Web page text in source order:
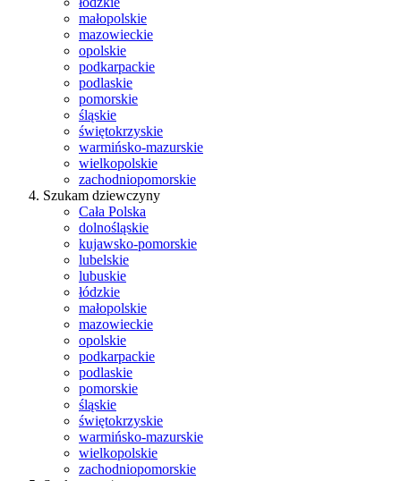
małopolskie
mazowieckie
opolskie
podkarpackie
podlaskie
pomorskie
śląskie
świętokrzyskie
warmińsko-mazurskie
wielkopolskie
zachodniopomorskie
Szukam dziewczyny
Cała Polska
dolnośląskie
kujawsko-pomorskie
lubelskie
lubuskie
łódzkie
małopolskie
mazowieckie
opolskie
podkarpackie
podlaskie
pomorskie
śląskie
świętokrzyskie
warmińsko-mazurskie
wielkopolskie
zachodniopomorskie